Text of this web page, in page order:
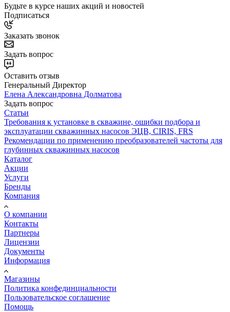
Будьте в курсе наших акций и новостей
Подписаться
Заказать звонок
Задать вопрос
Оставить отзыв
Генеральный Директор
Елена Александровна Долматова
Задать вопрос
Статьи
Требования к установке в скважине, ошибки подбора и
эксплуатации скважинных насосов ЭЦВ, CIRIS, FRS
Рекомендации по применению преобразователей частоты для
глубинных скважинных насосов
Каталог
Акции
Услуги
Бренды
Компания
О компании
Контакты
Партнеры
Лицензии
Документы
Информация
Магазины
Политика конфединциальности
Пользовательское соглашение
Помощь